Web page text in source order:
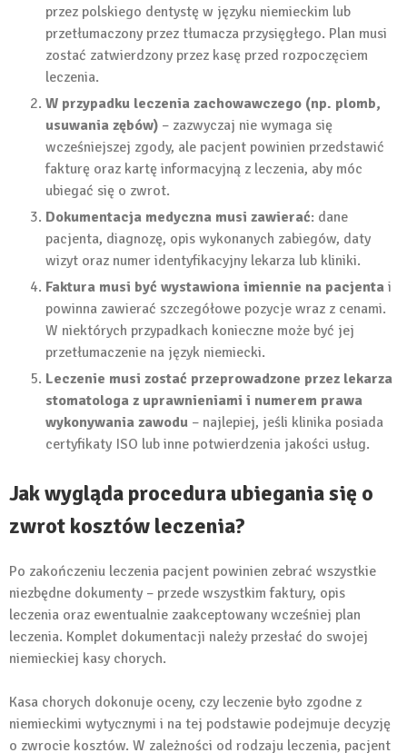
przez polskiego dentystę w języku niemieckim lub
przetłumaczony przez tłumacza przysięgłego. Plan musi
zostać zatwierdzony przez kasę przed rozpoczęciem
leczenia.
W przypadku leczenia zachowawczego (np. plomb,
usuwania zębów) – zazwyczaj nie wymaga się
wcześniejszej zgody, ale pacjent powinien przedstawić
fakturę oraz kartę informacyjną z leczenia, aby móc
ubiegać się o zwrot.
Dokumentacja medyczna musi zawierać: dane
pacjenta, diagnozę, opis wykonanych zabiegów, daty
wizyt oraz numer identyfikacyjny lekarza lub kliniki.
Faktura musi być wystawiona imiennie na pacjenta i
powinna zawierać szczegółowe pozycje wraz z cenami.
W niektórych przypadkach konieczne może być jej
przetłumaczenie na język niemiecki.
Leczenie musi zostać przeprowadzone przez lekarza
stomatologa z uprawnieniami i numerem prawa
wykonywania zawodu – najlepiej, jeśli klinika posiada
certyfikaty ISO lub inne potwierdzenia jakości usług.
Jak wygląda procedura ubiegania się o
zwrot kosztów leczenia?
Po zakończeniu leczenia pacjent powinien zebrać wszystkie
niezbędne dokumenty – przede wszystkim faktury, opis
leczenia oraz ewentualnie zaakceptowany wcześniej plan
leczenia. Komplet dokumentacji należy przesłać do swojej
niemieckiej kasy chorych.
Kasa chorych dokonuje oceny, czy leczenie było zgodne z
niemieckimi wytycznymi i na tej podstawie podejmuje decyzję
o zwrocie kosztów. W zależności od rodzaju leczenia, pacjent